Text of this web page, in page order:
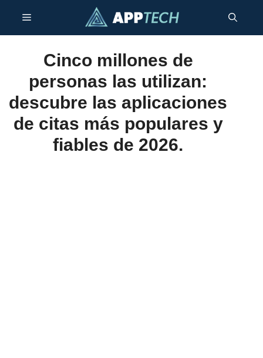
contenido
Menú
Cinco millones de
personas las utilizan:
descubre las aplicaciones
de citas más populares y
fiables de 2026.